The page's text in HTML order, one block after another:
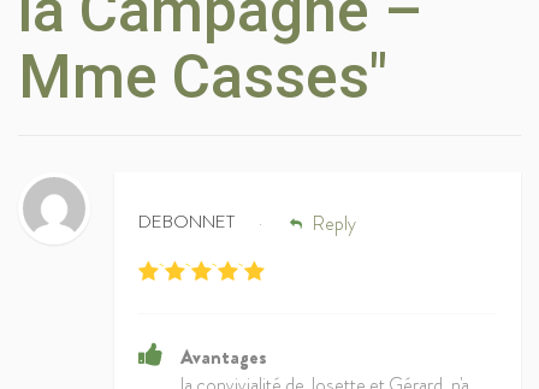
Mme Casses"
DEBONNET • Reply
Avantages